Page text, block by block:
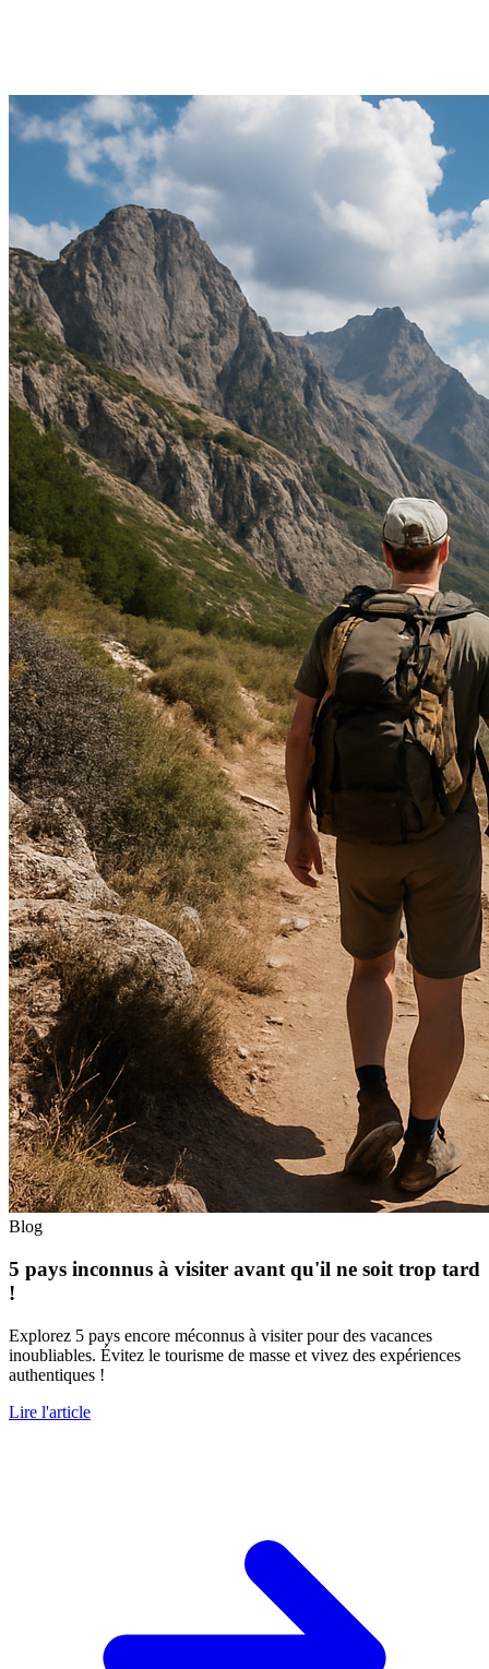
Blog
5 pays inconnus à visiter avant qu'il ne soit trop tard
!
Explorez 5 pays encore méconnus à visiter pour des vacances
inoubliables. Évitez le tourisme de masse et vivez des expériences
authentiques !
Lire l'article